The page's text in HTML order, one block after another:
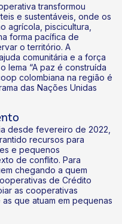
transformou
e sustentáveis, onde os
agrícola, piscicultura,
forma pacífica de
o território. A
comunitária e a força
lema “A paz é construída
colombiana na região é
das Nações Unidas
desde fevereiro de 2022,
recursos para
e pequenos
de conflito. Para
chegando a quem
de Crédito
as cooperativas
que atuam em pequenas